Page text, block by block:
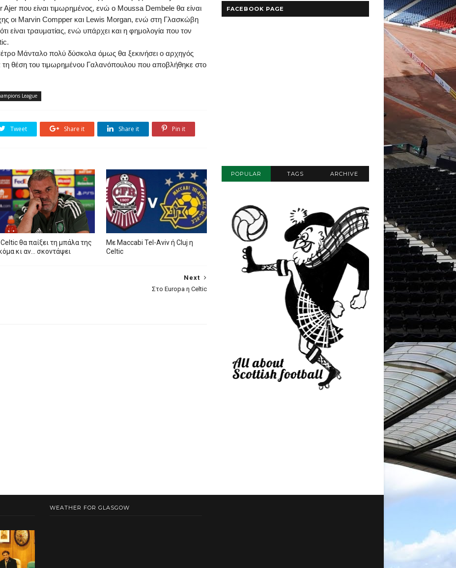
Ajer που είναι τιμωρημένος, ενώ ο Moussa Dembele θα είναι
οι Marvin Compper και Lewis Morgan, ενώ στη Γλασκώβη
είναι τραυματίας, ενώ υπάρχει και η φημολογία που τον
.
Μάνταλο πολύ δύσκολα όμως θα ξεκινήσει ο αρχηγός
τη θέση του τιμωρημένου Γαλανόπουλου που αποβλήθηκε στο
League
Tweet Share it Share it Pin it
θα παίξει τη μπάλα της
κι αν… σκοντάψει
Mε Maccabi Tel-Aviv ή Cluj η
Celtic
Next
Στο Europa η Celtic
FACEBOOK PAGE
POPULAR TAGS ARCHIVE
WEATHER FOR GLASGOW